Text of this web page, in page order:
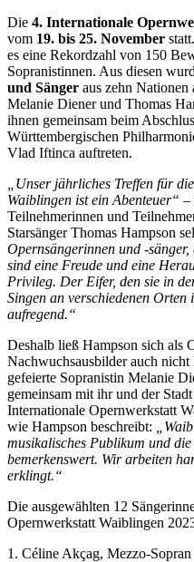
Die 4. Internationale
vom 19. bis 25. November
es eine Rekordzahl von 150
Sopranistinnen. Aus diesen
und Sänger aus zehn Nationen
Melanie Diener und Thomas
ihnen gemeinsam beim
Württembergischen
Vlad Iftinca auftreten.
„Unser jährliches Treffen für
Waiblingen ist ein Abenteuer“ –
Teilnehmerinnen und
Starsänger Thomas Hampson
Opernsängerinnen und -
sind eine Freude und eine
Privileg. Der Eifer, den sie in
Singen an verschiedenen Orten
aufregend.“
Deshalb ließ Hampson sich als
Nachwuchsausbilder auch
gefeierte Sopranistin Melanie
gemeinsam mit ihr und der
Internationale Opernwerkstatt
wie Hampson beschreibt:
musikalisches Publikum und
bemerkenswert. Wir arbeiten
erklingt.“
Die ausgewählten 12
Opernwerkstatt Waiblingen
1. Céline Akçag, Mezzo-